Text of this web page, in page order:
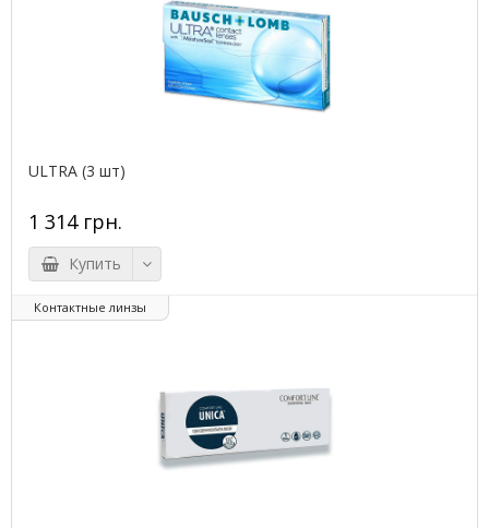
ULTRA (3 шт)
1 314 грн.
Купить
Контактные линзы